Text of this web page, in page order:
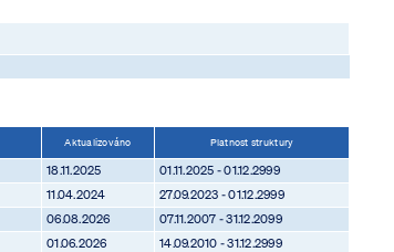
Aktualizováno Platnost struktury
18.11.2025
01.11.2025 - 01.12.2999
11.04.2024
27.09.2023 - 01.12.2999
06.08.2026
07.11.2007 - 31.12.2099
01.06.2026
14.09.2010 - 31.12.2999